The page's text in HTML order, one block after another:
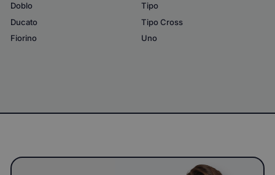
Doblo
Ducato
Fiorino
Tipo
Tipo Cross
Uno